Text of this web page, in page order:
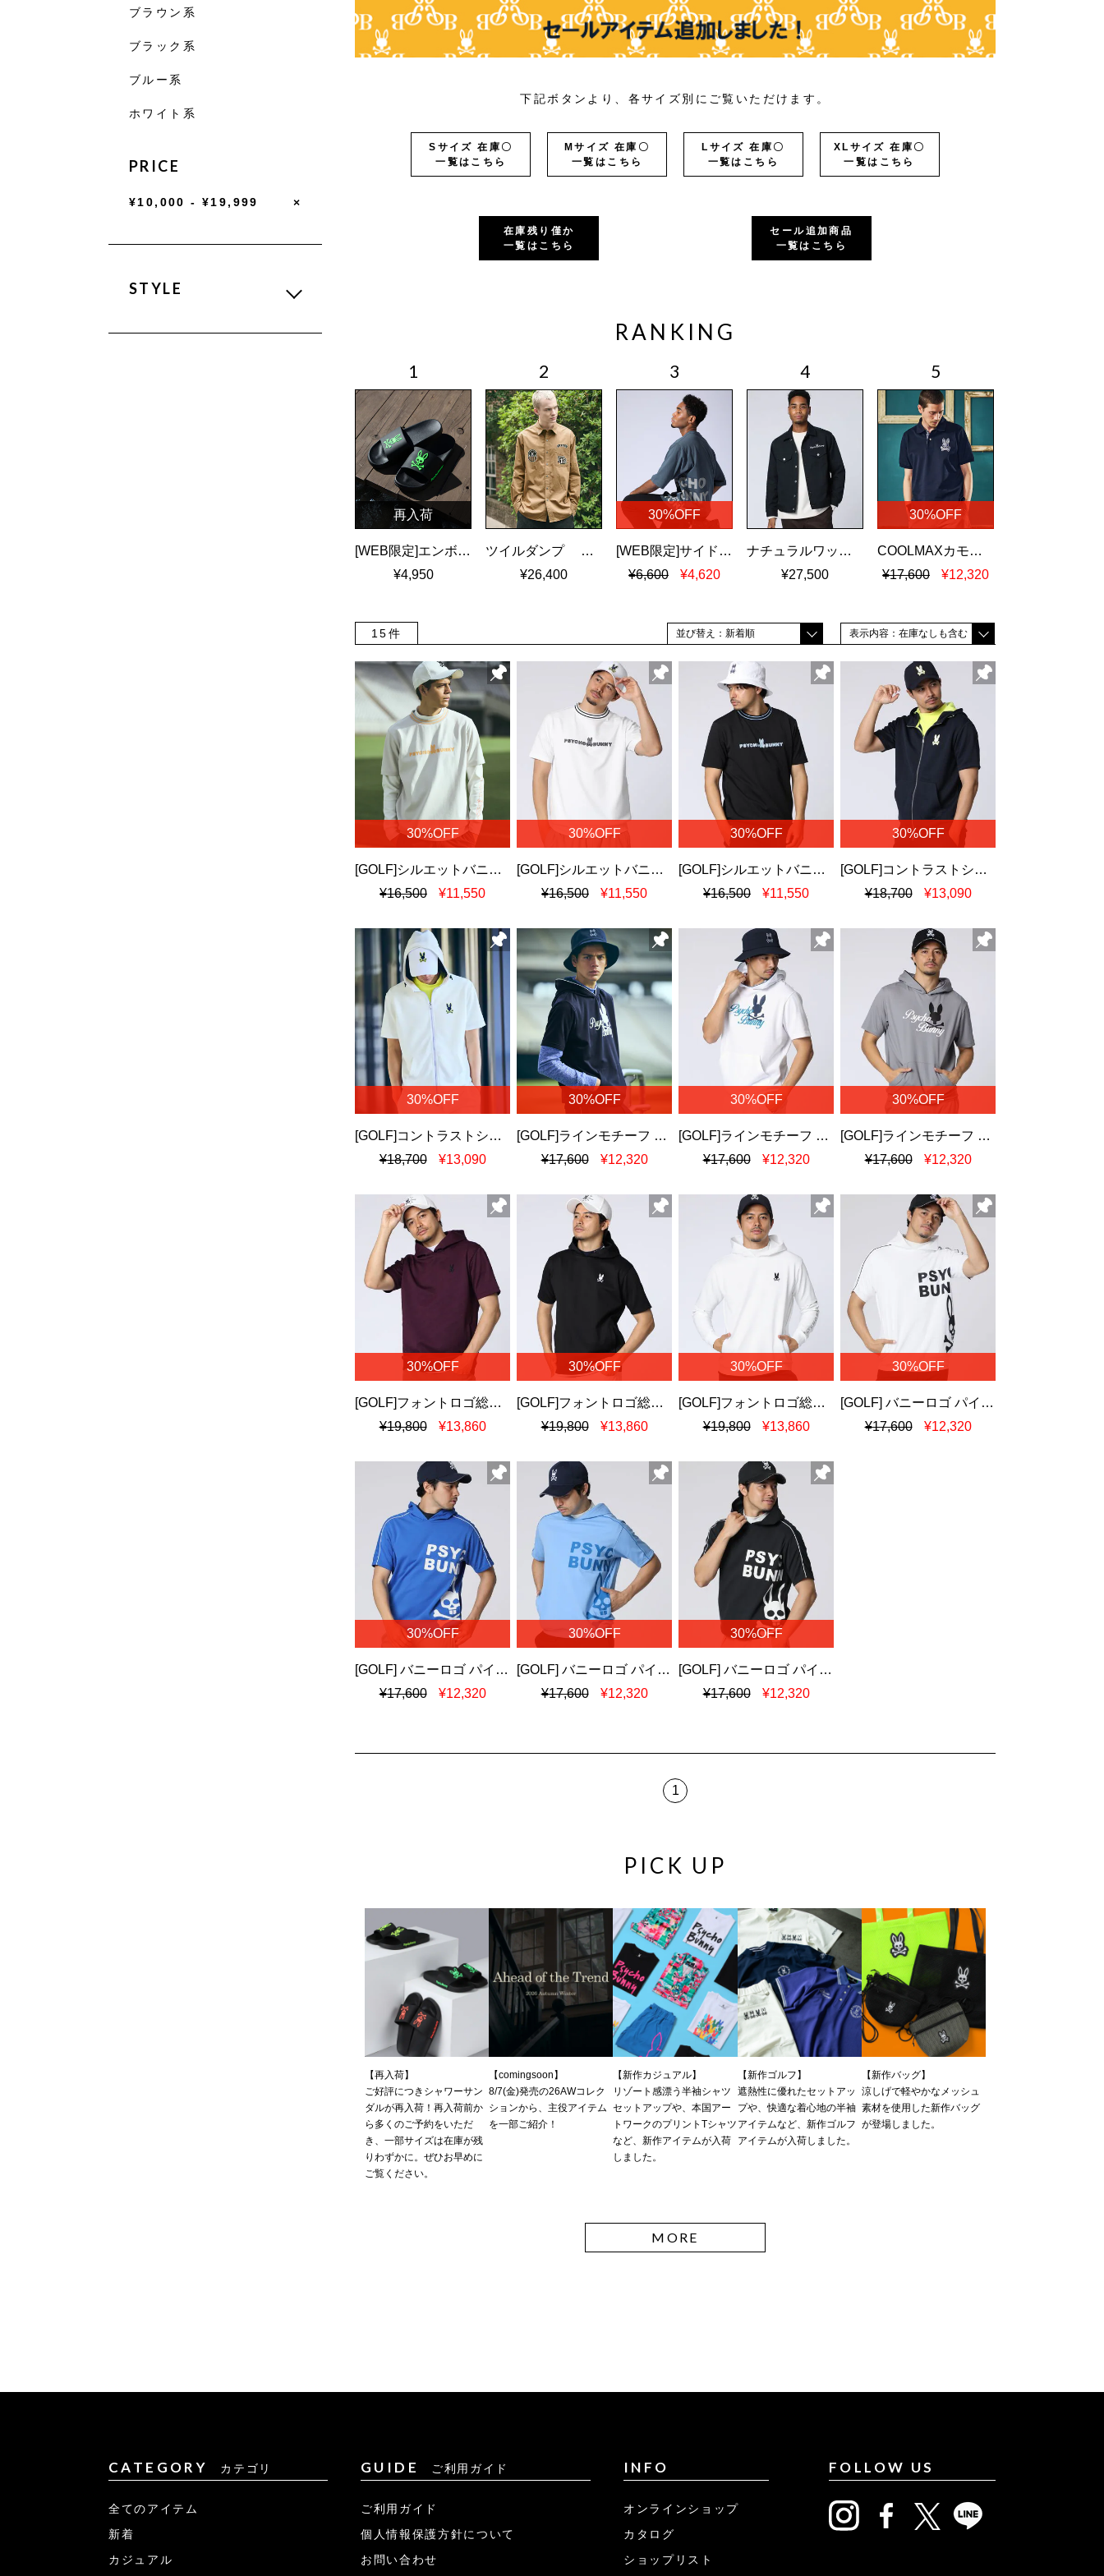
下記ボタンより、各サイズ別にご覧いただけます。
Sサイズ 在庫〇
一覧はこちら
Mサイズ 在庫〇
一覧はこちら
Lサイズ 在庫〇
一覧はこちら
XLサイズ 在庫〇
一覧はこちら
在庫残り僅か
一覧はこちら
セール追加商品
一覧はこちら
RANKING
再入荷
[WEB限定]エンボスカラーロゴ シャワーサンダル
¥4,950
ツイルダンプ ワッペン刺繍ワッシャーシャツ
¥26,400
30%OFF
[WEB限定]サイドロゴ ビッグシルエット Tシャツ
¥6,600
¥4,620
ナチュラルワッシャーツイル トラッカージャケット
¥27,500
30%OFF
COOLMAXカモフラバニー 鹿の子ポロシャツ
¥17,600
¥12,320
15件 並び替え：新着順 表示内容：在庫なしも含む
30%OFF
[GOLF]シルエットバニー ラバーストライプロゴ スウェットTシャツ
¥16,500
¥11,550
30%OFF
[GOLF]シルエットバニー ラバーストライプロゴ スウェットTシャツ
¥16,500
¥11,550
30%OFF
[GOLF]シルエットバニー ラバーストライプロゴ スウェットTシャツ
¥16,500
¥11,550
30%OFF
[GOLF]コントラストシグネチャーロゴ 半袖パーカ
¥18,700
¥13,090
30%OFF
[GOLF]コントラストシグネチャーロゴ 半袖パーカ
¥18,700
¥13,090
30%OFF
[GOLF]ラインモチーフ PBグラフィックパーカ
¥17,600
¥12,320
30%OFF
[GOLF]ラインモチーフ PBグラフィックパーカ
¥17,600
¥12,320
30%OFF
[GOLF]ラインモチーフ PBグラフィックパーカ
¥17,600
¥12,320
30%OFF
[GOLF]フォントロゴ総柄ジャガード 半袖フーディ
¥19,800
¥13,860
30%OFF
[GOLF]フォントロゴ総柄ジャガード 半袖フーディ
¥19,800
¥13,860
30%OFF
[GOLF]フォントロゴ総柄ジャガード 半袖フーディ
¥19,800
¥13,860
30%OFF
[GOLF] バニーロゴ パイピング パーカ
¥17,600
¥12,320
30%OFF
[GOLF] バニーロゴ パイピング パーカ
¥17,600
¥12,320
30%OFF
[GOLF] バニーロゴ パイピング パーカ
¥17,600
¥12,320
30%OFF
[GOLF] バニーロゴ パイピング パーカ
¥17,600
¥12,320
1
PICK UP
【再入荷】
ご好評につきシャワーサン
ダルが再入荷！再入荷前か
ら多くのご予約をいただ
き、一部サイズは在庫が残
りわずかに。ぜひお早めに
ご覧ください。
【comingsoon】
8/7(金)発売の26AWコレク
ションから、主役アイテム
を一部ご紹介！
【新作カジュアル】
リゾート感漂う半袖シャツ
セットアップや、本国アー
トワークのプリントTシャツ
など、新作アイテムが入荷
しました。
【新作ゴルフ】
遮熱性に優れたセットアッ
プや、快適な着心地の半袖
アイテムなど、新作ゴルフ
アイテムが入荷しました。
【新作バッグ】
涼しげで軽やかなメッシュ
素材を使用した新作バッグ
が登場しました。
MORE
ブラウン系
ブラック系
ブルー系
ホワイト系
PRICE
¥10,000 - ¥19,999 ×
STYLE
CATEGORY カテゴリ
全てのアイテム
新着
カジュアル
GUIDE ご利用ガイド
ご利用ガイド
個人情報保護方針について
お問い合わせ
INFO
オンラインショップ
カタログ
ショップリスト
FOLLOW US